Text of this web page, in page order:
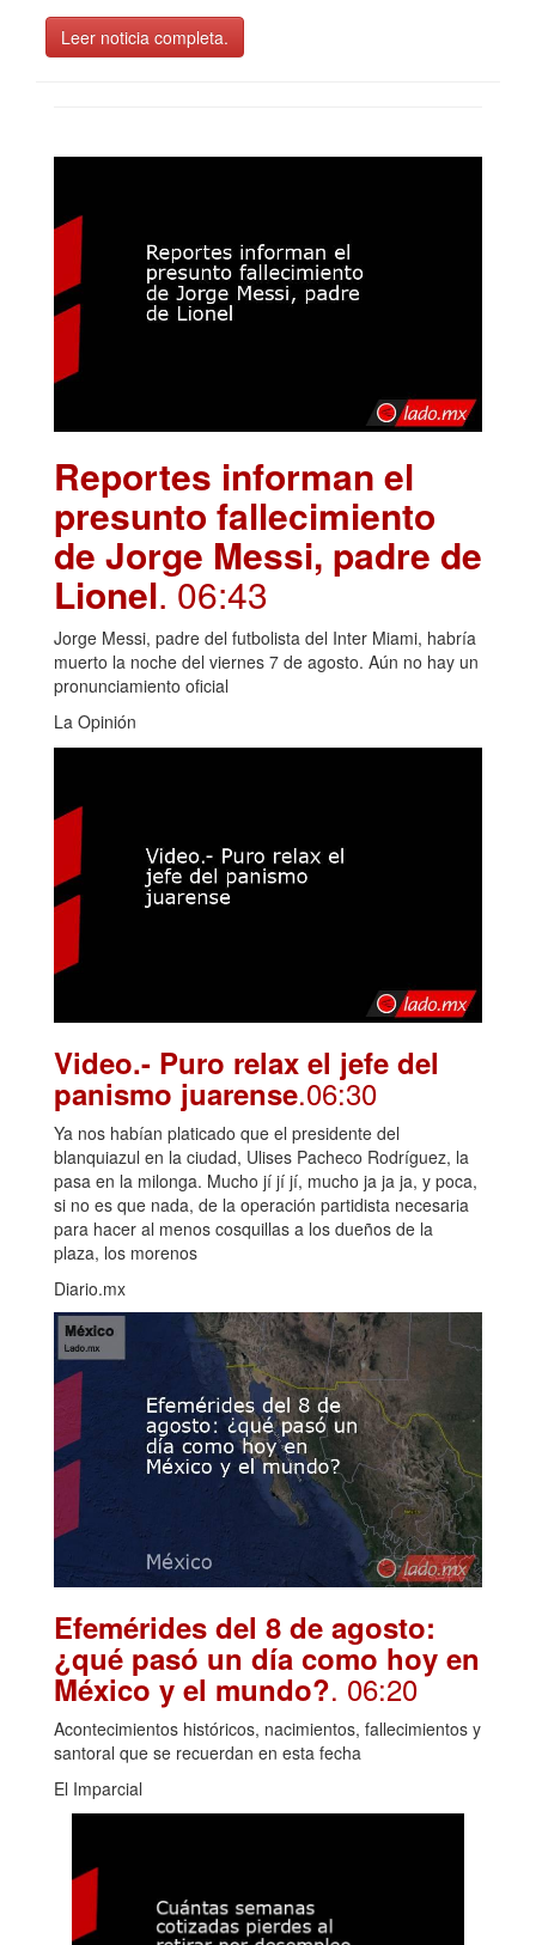
Leer noticia completa.
Reportes informan el
presunto fallecimiento
de Jorge Messi, padre de
Lionel. 06:43
Jorge Messi, padre del futbolista del Inter Miami, habría
muerto la noche del viernes 7 de agosto. Aún no hay un
pronunciamiento oficial
La Opinión
Video.- Puro relax el jefe del
panismo juarense.06:30
Ya nos habían platicado que el presidente del
blanquiazul en la ciudad, Ulises Pacheco Rodríguez, la
pasa en la milonga. Mucho jí jí jí, mucho ja ja ja, y poca,
si no es que nada, de la operación partidista necesaria
para hacer al menos cosquillas a los dueños de la
plaza, los morenos
Diario.mx
Efemérides del 8 de agosto:
¿qué pasó un día como hoy en
México y el mundo?. 06:20
Acontecimientos históricos, nacimientos, fallecimientos y
santoral que se recuerdan en esta fecha
El Imparcial